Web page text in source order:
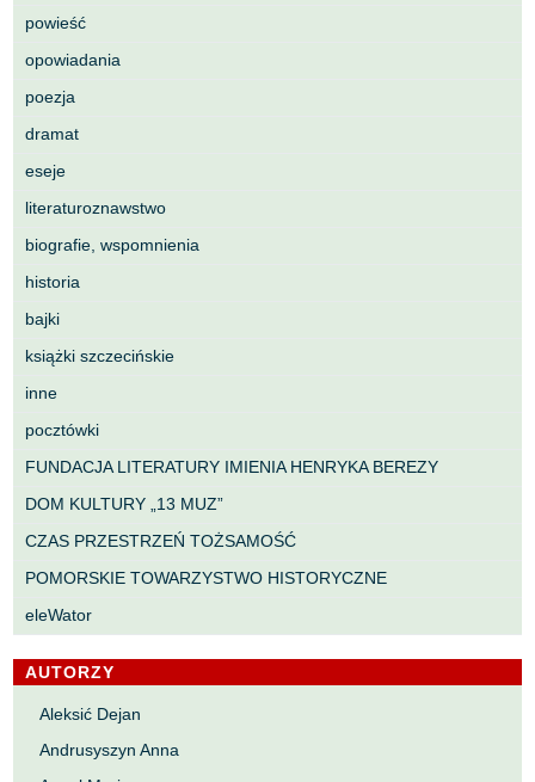
powieść
opowiadania
poezja
dramat
eseje
literaturoznawstwo
biografie, wspomnienia
historia
bajki
książki szczecińskie
inne
pocztówki
FUNDACJA LITERATURY IMIENIA HENRYKA BEREZY
DOM KULTURY „13 MUZ”
CZAS PRZESTRZEŃ TOŻSAMOŚĆ
POMORSKIE TOWARZYSTWO HISTORYCZNE
eleWator
AUTORZY
Aleksić Dejan
Andrusyszyn Anna